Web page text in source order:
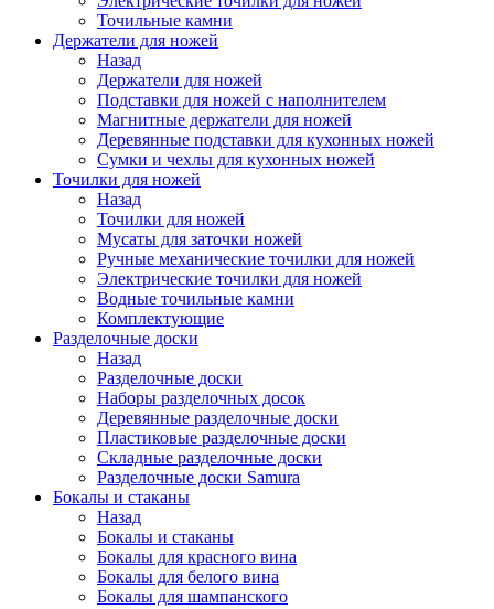
Точильные камни
Держатели для ножей
Назад
Держатели для ножей
Подставки для ножей с наполнителем
Магнитные держатели для ножей
Деревянные подставки для кухонных ножей
Сумки и чехлы для кухонных ножей
Точилки для ножей
Назад
Точилки для ножей
Мусаты для заточки ножей
Ручные механические точилки для ножей
Электрические точилки для ножей
Водные точильные камни
Комплектующие
Разделочные доски
Назад
Разделочные доски
Наборы разделочных досок
Деревянные разделочные доски
Пластиковые разделочные доски
Складные разделочные доски
Разделочные доски Samura
Бокалы и стаканы
Назад
Бокалы и стаканы
Бокалы для красного вина
Бокалы для белого вина
Бокалы для шампанского